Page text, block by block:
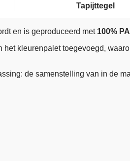
Tapijttegel
en is geproduceerd met 100%
kleurenpalet toegevoegd,
de samenstelling van in de